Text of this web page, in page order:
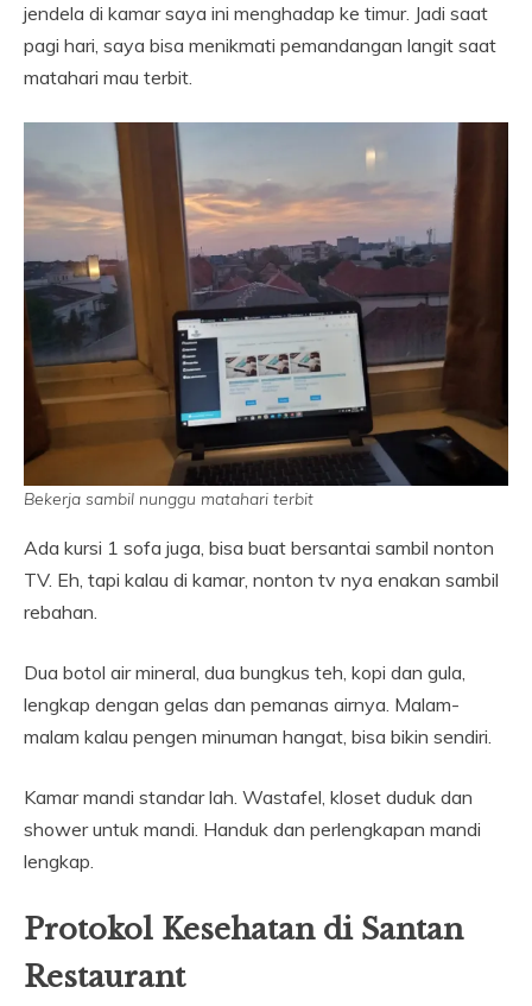
jendela di kamar saya ini menghadap ke timur. Jadi saat
pagi hari, saya bisa menikmati pemandangan langit saat
matahari mau terbit.
Bekerja sambil nunggu matahari terbit
Ada kursi 1 sofa juga, bisa buat bersantai sambil nonton
TV. Eh, tapi kalau di kamar, nonton tv nya enakan sambil
rebahan.
Dua botol air mineral, dua bungkus teh, kopi dan gula,
lengkap dengan gelas dan pemanas airnya. Malam-
malam kalau pengen minuman hangat, bisa bikin sendiri.
Kamar mandi standar lah. Wastafel, kloset duduk dan
shower untuk mandi. Handuk dan perlengkapan mandi
lengkap.
Protokol Kesehatan di Santan
Restaurant